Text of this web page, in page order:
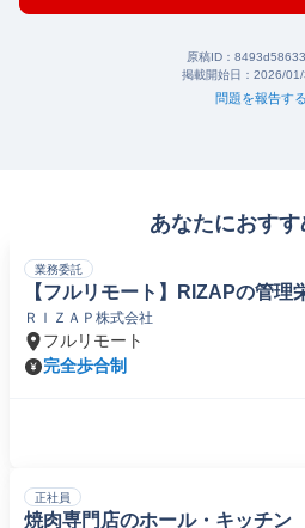
原稿ID：
掲載開始日： 2026/01/
問題を報告する
あなたにおす
業務委託
【フルリモート】RIZAPの管理
ＲＩＺＡＰ株式会社
フルリモート
完全歩合制
正社員
焼肉専門店のホール・キッチン